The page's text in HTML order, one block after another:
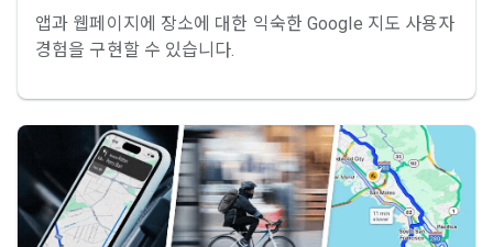
앱과 웹페이지에 장소에 대한 익숙한 Google 지도 사용자
경험을 구현할 수 있습니다.